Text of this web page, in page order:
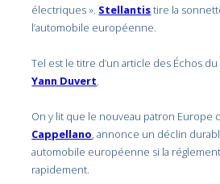
électriques ». Stellantistire la
l’automobile européenne.
Tel est le titre d’un article des Échos
Yann Duvert.
On y lit que le nouveau patron Europe
Cappellano, annonce un déclin
automobile européenne si la
rapidement.